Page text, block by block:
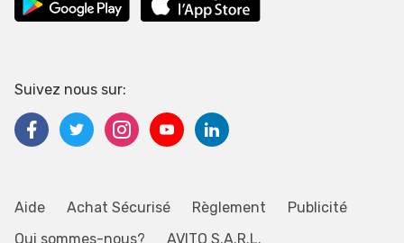
Aide Achat Sécurisé Règlement
Publicité
Qui sommes-nous?
AVITO S.A.R.L.
Suivez nous sur: